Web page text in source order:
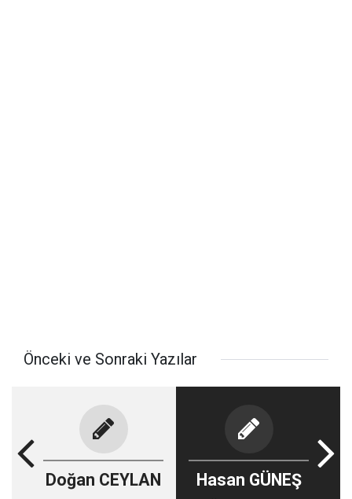
Önceki ve Sonraki Yazılar
Doğan CEYLAN Hasan GÜNEŞ